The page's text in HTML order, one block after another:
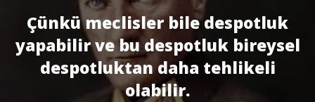
Çünkü meclisler bile despotluk
yapabilir ve bu despotluk bireysel
despotluktan daha tehlikeli
olabilir.